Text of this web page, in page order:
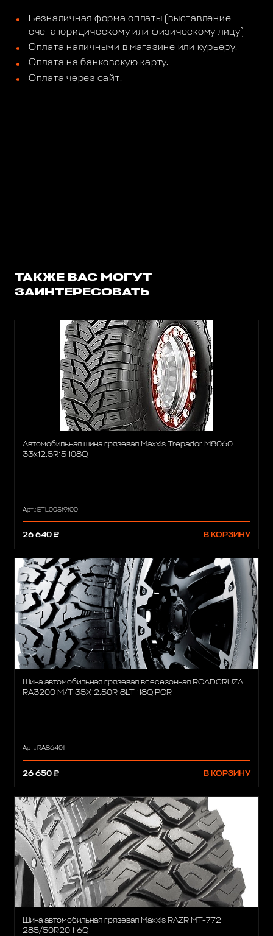
Безналичная форма оплаты (выставление
счета юридическому или физическому лицу)
Оплата наличными в магазине или курьеру.
Оплата на банковскую карту.
Оплата через сайт.
ТАКЖЕ ВАС МОГУТ
ЗАИНТЕРЕСОВАТЬ
Автомобильная шина грязевая Maxxis Trepador M8060
33x12.5R15 108Q
Арт.: ETL00519100
26 640 ₽ В КОРЗИНУ
Шина автомобильная грязевая всесезонная ROADCRUZA
RA3200 M/T 35X12.50R18LT 118Q POR
Арт.: RA86401
26 650 ₽ В КОРЗИНУ
Шина автомобильная грязевая Maxxis RAZR MT-772
285/50R20 116Q